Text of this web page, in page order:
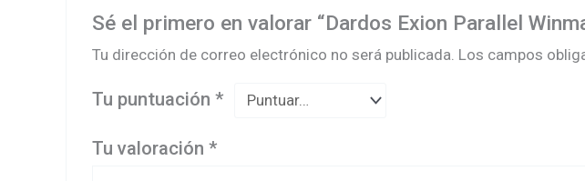
Sé el primero en valorar “Dardos Exion Parallel
Tu dirección de correo electrónico no será publicada. Los campos
Tu puntuación*
Tu valoración*